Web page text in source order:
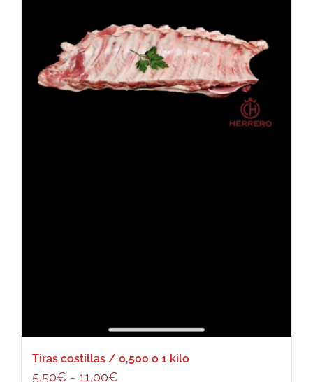
Tiras costillas / 0,500 o 1 kilo
5,50€ - 11,00€Rango